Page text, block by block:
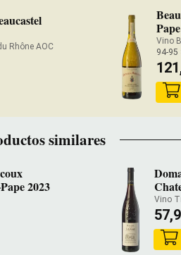
Rhône AOC
94-95
similares
2023
Vino